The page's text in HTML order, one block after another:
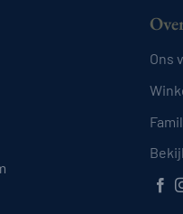
Ons